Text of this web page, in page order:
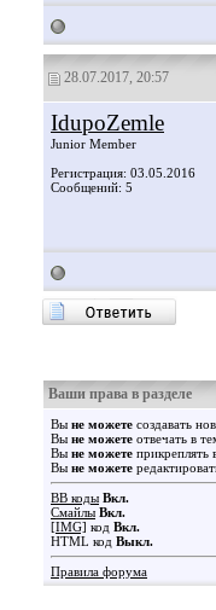
28.07.2017, 20:57
IdupoZemle
Junior Member
Регистрация: 03.05.2016
Сообщений: 5
Ваши права в разделе
Вы не можете создавать
Вы не можете отвечать в
Вы не можете прикреплять
Вы не можете
BB коды Вкл.
Смайлы Вкл.
[IMG] код Вкл.
HTML код Выкл.
Правила форума